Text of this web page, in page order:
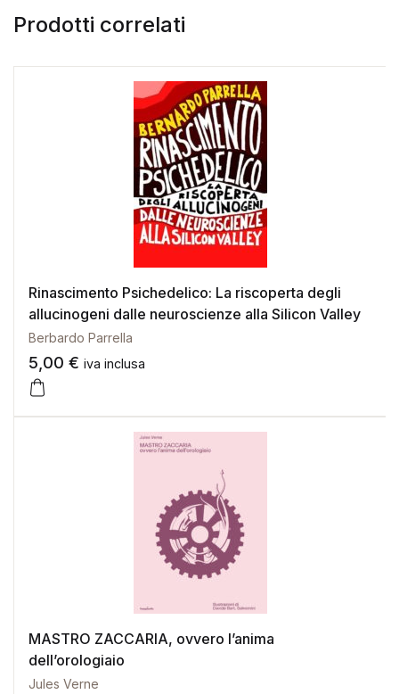
Prodotti correlati
Rinascimento Psichedelico: La riscoperta degli
allucinogeni dalle neuroscienze alla Silicon Valley
Berbardo Parrella
5,00 € iva inclusa
MASTRO ZACCARIA, ovvero l’anima
dell’orologiaio
Jules Verne